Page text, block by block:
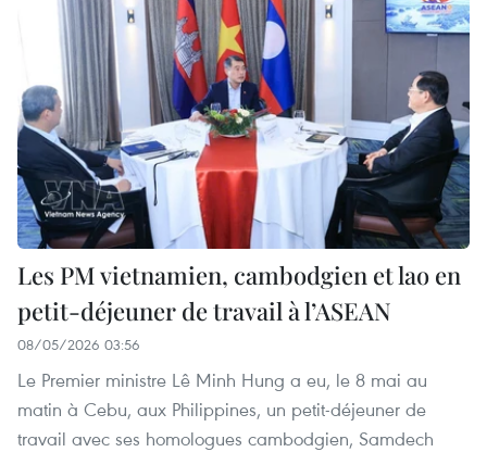
Les PM vietnamien, cambodgien et lao en
petit-déjeuner de travail à l’ASEAN
08/05/2026 03:56
Le Premier ministre Lê Minh Hung a eu, le 8 mai au
matin à Cebu, aux Philippines, un petit-déjeuner de
travail avec ses homologues cambodgien, Samdech